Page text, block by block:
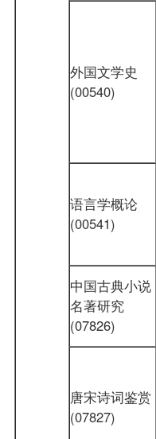
外国文学史
(00540)
语言学概论
(00541)
中国古典小说
名著研究
(07826)
唐宋诗词鉴赏
(07827)